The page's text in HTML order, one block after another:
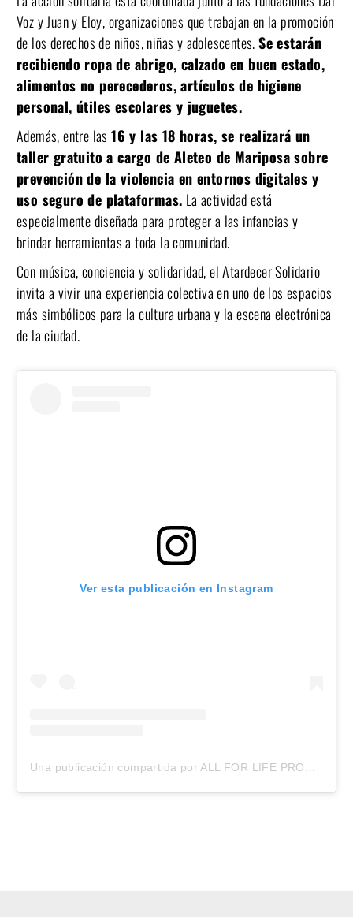
Voz y Juan y Eloy, organizaciones que trabajan en la promoción
de los derechos de niños, niñas y adolescentes.Se estarán
recibiendo ropa de abrigo, calzado en buen estado,
alimentos no perecederos, artículos de higiene
personal, útiles escolares y juguetes.
Además, entre las16 y las 18 horas, se realizará un
taller gratuito a cargo de Aleteo de Mariposa sobre
prevención de la violencia en entornos digitales y
uso seguro de plataformas. La actividad está
especialmente diseñada para proteger a las infancias y
brindar herramientas a toda la comunidad.
Con música, conciencia y solidaridad, el Atardecer Solidario
invita a vivir una experiencia colectiva en uno de los espacios
más simbólicos para la cultura urbana y la escena electrónica
de la ciudad.
Ver esta publicación en Instagram
Una publicación compartida por ALL FOR LIFE PRODUCCIONES (@allforlife.producciones)